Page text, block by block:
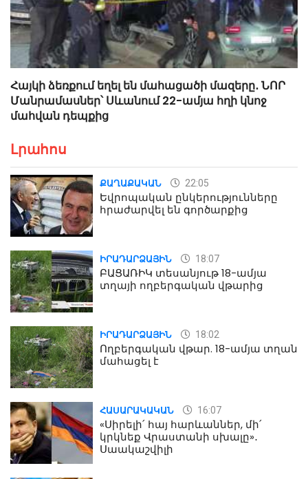
Հայկի ձեռքում եղել են մահացածի մազերը․ ՆՈՐ
Մանրամասներ՝ Սևանում 22-ամյա հղի կնոջ
մահվան դեպքից
Լրահոս
ՔԱՂԱՔԱԿԱՆ 22:05
Եվրոպական ընկերությունները
հրաժարվել են գործարքից
ԻՐԱԴԱՐՁԱՅԻՆ 18:07
ԲԱՑԱՌԻԿ տեսանյութ 18-ամյա
տղայի ողբերգական վթարից
ԻՐԱԴԱՐՁԱՅԻՆ 18:02
Ողբերգական վթար. 18-ամյա տղան
մահացել է
ՀԱՍԱՐԱԿԱԿԱՆ 16:07
«Սիրելի՛ հայ հարևաններ, մի՛
կրկնեք Վրաստանի սխալը»․
Սաակաշվիլի